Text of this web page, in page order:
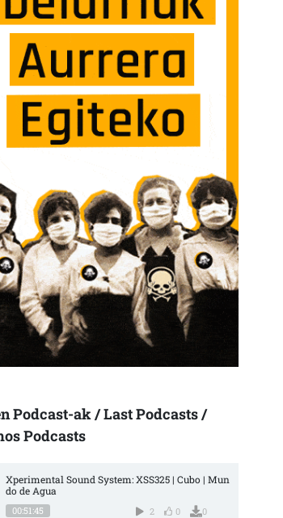
Podcast-ak / Last Podcasts /
Podcasts
Xperimental Sound System: XSS325 | Cubo | Mun
do de Agua
00:51:45 2 0 0